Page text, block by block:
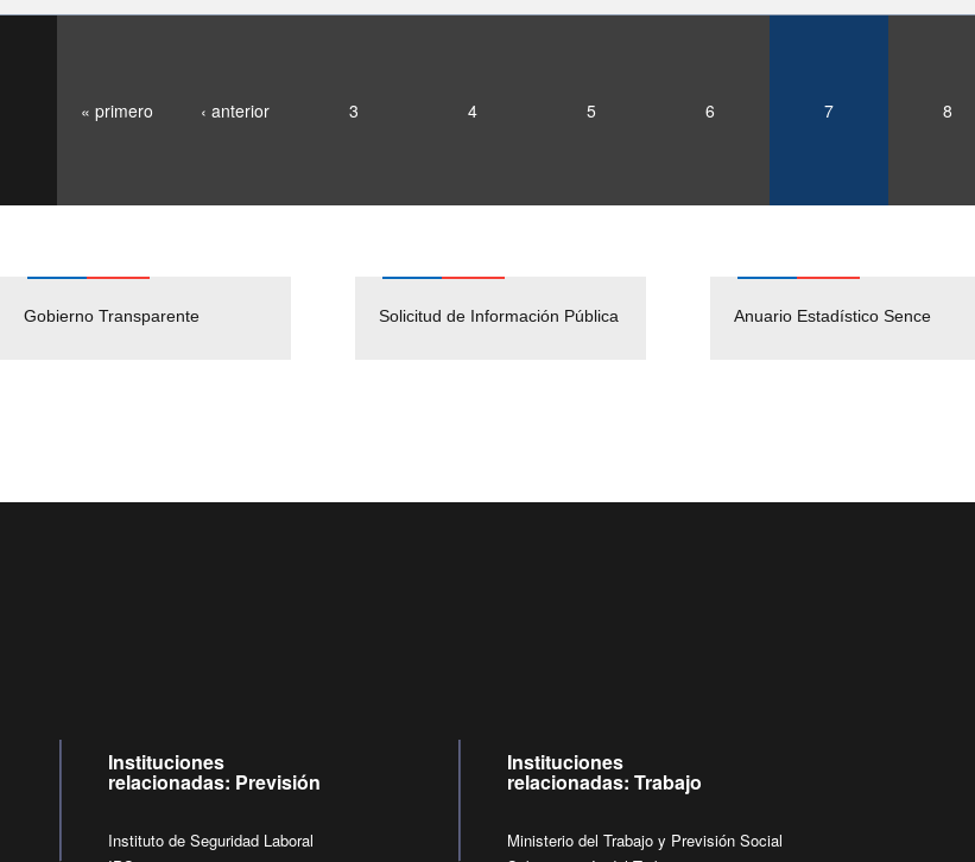
« primero ‹ anterior 3 4 5 6 7 8
Gobierno Transparente Solicitud de Información Pública Anuario Estadístico Sence
Pago Proveedores
Empleos Públicos
Solicitud Audiencias y
Instituciones
relacionadas: Previsión
Instituto de Seguridad Laboral
Instituciones
relacionadas: Trabajo
Ministerio del Trabajo y Previsión Social